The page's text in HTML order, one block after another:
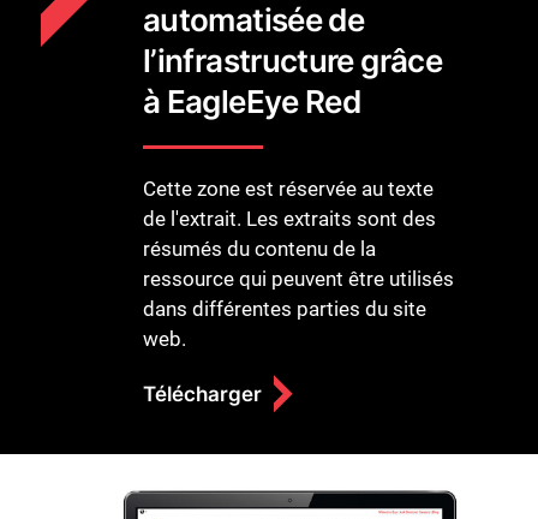
automatisée de
l’infrastructure grâce
à EagleEye Red
Cette zone est réservée au texte
de l'extrait. Les extraits sont des
résumés du contenu de la
ressource qui peuvent être utilisés
dans différentes parties du site
web.
Télécharger